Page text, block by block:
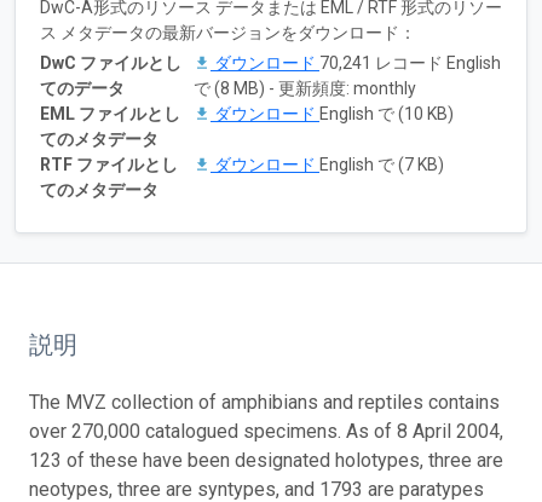
DwC-A形式のリソース データまたは EML / RTF 形式のリソー
ス メタデータの最新バージョンをダウンロード：
DwC ファイルとし
てのデータ
ダウンロード 70,241 レコード English
で (8 MB) - 更新頻度: monthly
EML ファイルとし
てのメタデータ
ダウンロード English で (10 KB)
RTF ファイルとし
てのメタデータ
ダウンロード English で (7 KB)
説明
The MVZ collection of amphibians and reptiles contains
over 270,000 catalogued specimens. As of 8 April 2004,
123 of these have been designated holotypes, three are
neotypes, three are syntypes, and 1793 are paratypes